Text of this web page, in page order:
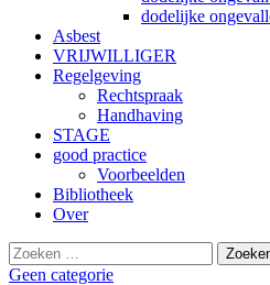
dodelijke
Asbest
VRIJWILLIGER
Regelgeving
Rechtspraak
Handhaving
STAGE
good practice
Voorbeelden
Bibliotheek
Over
Zoeken
naar:
de
Geen categorie